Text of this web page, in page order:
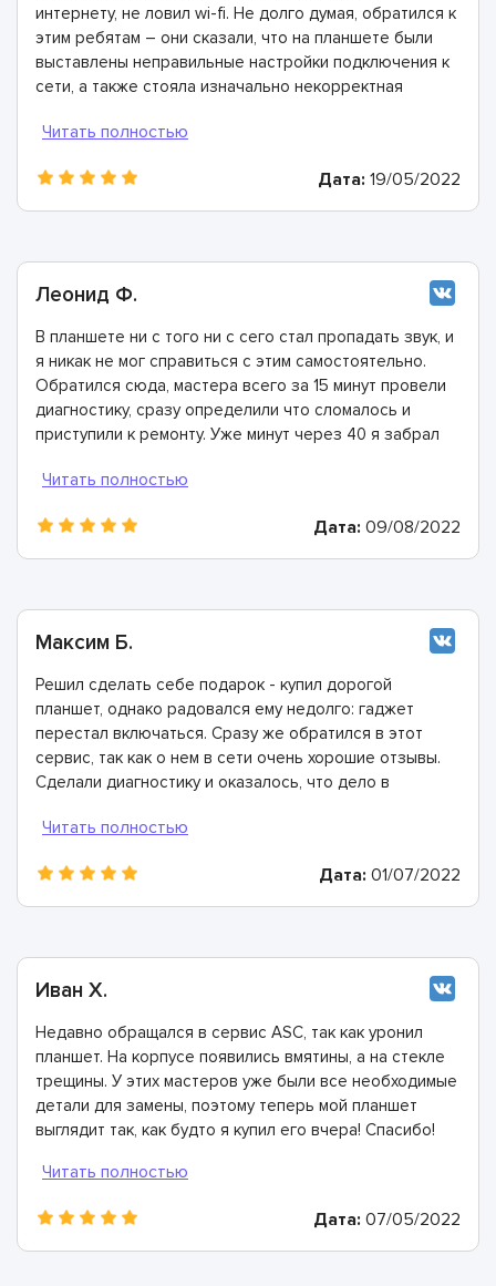
интернету, не ловил wi-fi. Не долго думая, обратился к
этим ребятам – они сказали, что на планшете были
выставлены неправильные настройки подключения к
сети, а также стояла изначально некорректная
работает как надо! Всем рекомендую этих
Дата: 19/05/2022
Леонид Ф.
В планшете ни с того ни с сего стал пропадать звук, и
я никак не мог справиться с этим самостоятельно.
Обратился сюда, мастера всего за 15 минут провели
диагностику, сразу определили что сломалось и
приступили к ремонту. Уже минут через 40 я забрал
Дата: 09/08/2022
Максим Б.
Решил сделать себе подарок - купил дорогой
планшет, однако радовался ему недолго: гаджет
перестал включаться. Сразу же обратился в этот
сервис, так как о нем в сети очень хорошие отзывы.
Сделали диагностику и оказалось, что дело в
и предоставили гарантию. Отличные ребята!
Дата: 01/07/2022
Иван Х.
Недавно обращался в сервис ASC, так как уронил
планшет. На корпусе появились вмятины, а на стекле
трещины. У этих мастеров уже были все необходимые
детали для замены, поэтому теперь мой планшет
выглядит так, как будто я купил его вчера! Спасибо!
Дата: 07/05/2022